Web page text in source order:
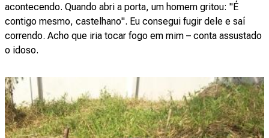
acontecendo. Quando abri a porta, um homem gritou: "É
contigo mesmo, castelhano". Eu consegui fugir dele e saí
correndo. Acho que iria tocar fogo em mim – conta assustado
o idoso.